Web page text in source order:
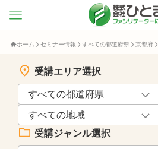
ホーム セミナー情報 すべての都道府県 京都府
受講エリア選択
受講ジャンル選択